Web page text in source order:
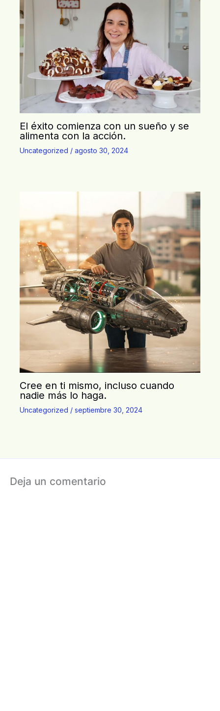
El éxito comienza con un sueño y se
alimenta con la acción.
Uncategorized / agosto 30, 2024
Cree en ti mismo, incluso cuando
nadie más lo haga.
Uncategorized / septiembre 30, 2024
Deja un comentario